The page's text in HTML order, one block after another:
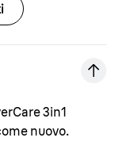
3in1
nuovo.